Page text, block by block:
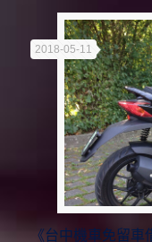
2018-05-11
《台中機車免留